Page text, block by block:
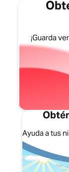
¡Guarda
Ayuda a tus